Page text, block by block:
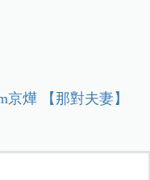
燁 【那對夫妻】